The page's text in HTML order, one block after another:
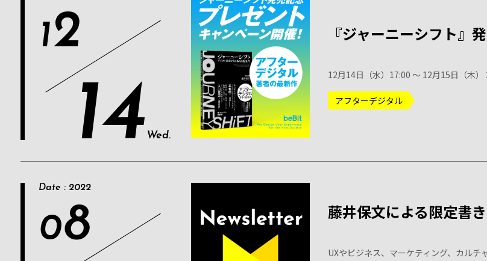
12
14 Wed.
『ジャーニーシフト』
12月14日（水）17:00 ～ 12月15日（木
アフターデジタル
Date : 2022
08 藤井保文による限定書
UXやビジネス、マーケティング、カル